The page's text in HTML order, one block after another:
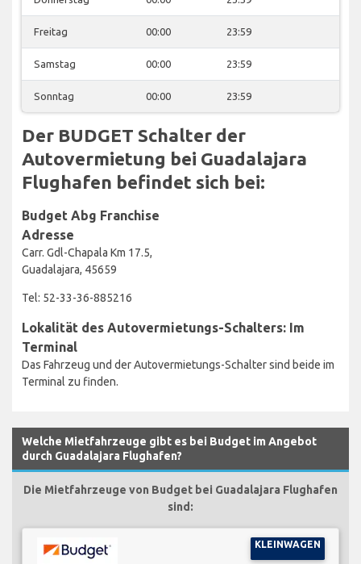
Freitag 00:00 23:59
Samstag 00:00 23:59
Sonntag 00:00 23:59
Der BUDGET Schalter der
Autovermietung bei Guadalajara
Flughafen befindet sich bei:
Budget Abg Franchise
Adresse
Carr. Gdl-Chapala Km 17.5,
Guadalajara, 45659
Tel: 52-33-36-885216
Lokalität des Autovermietungs-Schalters: Im
Terminal
Das Fahrzeug und der Autovermietungs-Schalter sind beide im
Terminal zu finden.
Welche Mietfahrzeuge gibt es bei Budget im Angebot
durch Guadalajara Flughafen?
Die Mietfahrzeuge von Budget bei Guadalajara Flughafen
sind:
KLEINWAGEN